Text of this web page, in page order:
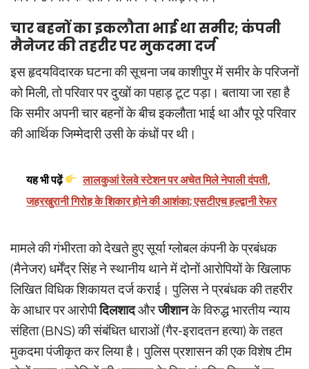
चार बहनों का इकलौता भाई था समीर; कंपनी
मैनेजर की तहरीर पर मुकदमा दर्ज
इस हृदयविदारक घटना की सूचना जब काशीपुर में समीर के परिजनों
को मिली, तो परिवार पर दुखों का पहाड़ टूट पड़ा। बताया जा रहा है
कि समीर अपनी चार बहनों के बीच इकलौता भाई था और पूरे परिवार
की आर्थिक जिम्मेदारी उसी के कंधों पर थी।
यह भी पढ़ें
लालकुआं रेलवे स्टेशन पर अचेत मिले नेपाली दंपती,
जहरखुरानी गिरोह के शिकार होने की आशंका; एसटीएच हल्द्वानी रेफर
मामले की गंभीरता को देखते हुए सूर्या ग्लोबल कंपनी के प्रबंधक
(मैनेजर) धर्मेंद्र सिंह ने स्थानीय थाने में दोनों आरोपियों के खिलाफ
लिखित विधिक शिकायत दर्ज कराई। पुलिस ने प्रबंधक की तहरीर
के आधार पर आरोपीदिलशादऔरजीशानके विरुद्ध भारतीय न्याय
संहिता (BNS) की संबंधित धाराओं (गैर-इरादतन हत्या) के तहत
मुकदमा पंजीकृत कर लिया है। पुलिस प्रशासन की एक विशेष टीम